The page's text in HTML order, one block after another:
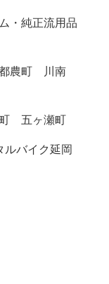
・純正流用品
農町 川南
五ヶ瀬町
バイク延岡